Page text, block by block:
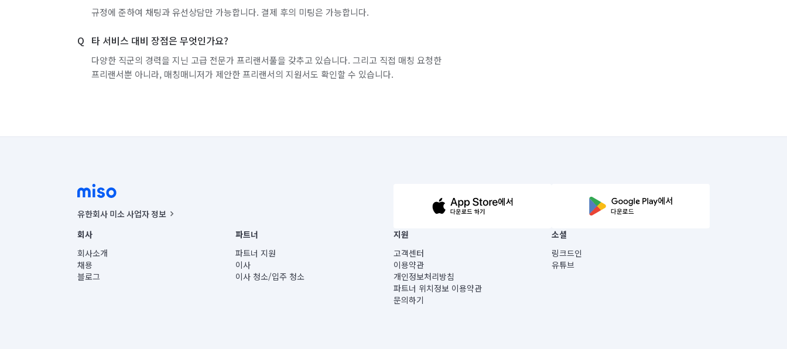
규정에 준하여 채팅과 유선상담만 가능합니다. 결제 후의 미팅은 가능합니다.
타 서비스 대비 장점은 무엇인가요?
다양한 직군의 경력을 지닌 고급 전문가 프리랜서풀을 갖추고 있습니다. 그리고 직접 매칭 요청한
프리랜서뿐 아니라, 매칭매니저가 제안한 프리랜서의 지원서도 확인할 수 있습니다.
유한회사 미소 사업자 정보
사업자등록번호 : 291-87-00271 | 인허가번호 : 2016-3220163-14-5-00019 |
통신판매신고번호 : 2024-서울종로-1400(공정거래위원회 정보) |
대표이사 : CHING VICTOR COLUMBIA RHEE
주소 | 본사: 서울특별시 종로구 율곡로 6(중학동, 트윈트리빌딩) B동 5층
컨택센터 : 서울특별시 종로구 수송동 율곡로 24, 7층, 8층 미소
회사
회사소개
채용
블로그
파트너
파트너 지원
이사
이사 청소/입주 청소
지원
고객센터
이용약관
개인정보처리방침
파트너 위치정보 이용약관
문의하기
소셜
링크드인
유튜브